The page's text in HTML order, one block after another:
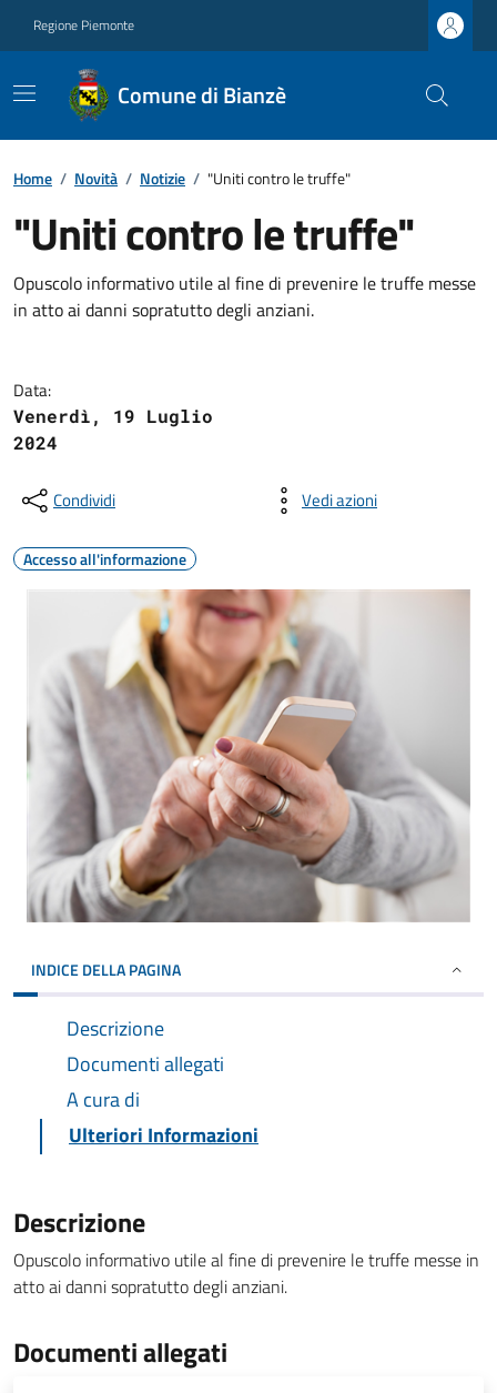
Regione Piemonte
Comune di Bianzè
Home / Novità / Notizie / "Uniti contro le truffe"
"Uniti contro le truffe"
Opuscolo informativo utile al fine di prevenire le truffe messe
in atto ai danni sopratutto degli anziani.
Data:
Venerdì, 19 Luglio
2024
Condividi Vedi azioni
Accesso all'informazione
INDICE DELLA PAGINA
Descrizione
Documenti allegati
A cura di
Ulteriori Informazioni
Descrizione
Opuscolo informativo utile al fine di prevenire le truffe messe in
atto ai danni sopratutto degli anziani.
Documenti allegati